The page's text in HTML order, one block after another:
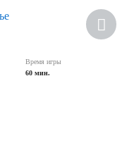
Время игры
60 мин.